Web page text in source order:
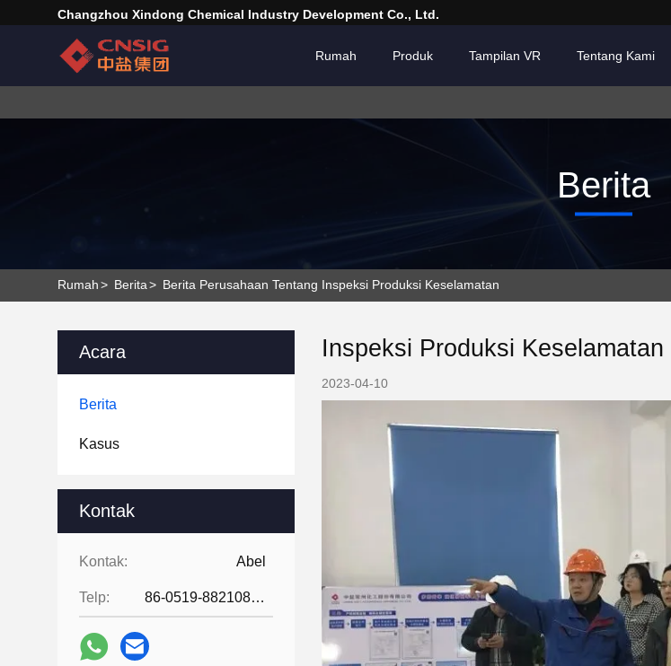
Changzhou Xindong Chemical Industry Development Co., Ltd.
Rumah Produk Tampilan VR Tentang Kami
Berita
Rumah> Berita> Berita Perusahaan Tentang Inspeksi Produksi Keselamatan
Acara
Berita
Kasus
Kontak
Kontak: Abel
Telp: 86-0519-88210855
Inspeksi Produksi Keselamatan
2023-04-10